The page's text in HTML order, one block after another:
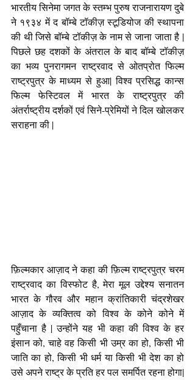
भारतीय सिनेमा जगत के स्तम्भ पुरुष राजनारायण दुबे
ने १९३४ में द बॉम्बे टॉकीज़ स्टूडियोज की स्थापना
की थी जिसे बॉम्बे टॉकीज़ के नाम से जाना जाता है |
पिछले छह दशकों के अंतराल के बाद बॉम्बे टॉकीज़
का भव्य पुनरागमन राष्ट्रवाद से ओतप्रोत फिल्म
राष्ट्रपुत्र के माध्यम से हुआ| विश्व प्रसिद्ध कान्स
फिल्म फेस्टिवल में भारत के राष्ट्रपुत्र की
अंतर्राष्ट्रीय दर्शकों एवं सिने-प्रेमियों ने दिल खोलकर
सराहना की |
फ़िल्मकार आज़ाद ने कहा की फ़िल्म राष्ट्रपुत्र चरम
राष्ट्रवाद का विस्फोट है, मेरा मूल उद्देश्य सनातन
भारत के गौरव और महान क्रांतिकारी चंद्रशेखर
आज़ाद के व्यक्तित्व को विश्व के कोने कोने में
पहुँचाना है | उन्होंने यह भी कहा की विश्व के हर
इंसान को, चाहे वह किसी भी उम्र का हो, किसी भी
जाति का हो, किसी भी धर्म या किसी भी देश का हो
उसे अपने राष्ट्र के प्रति हर पल समर्पित रहना होगा|